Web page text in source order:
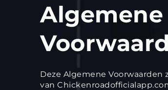
Algemene
Deze Algemene
van